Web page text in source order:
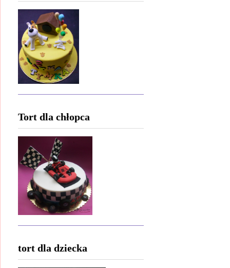
Tort dla chłopca
tort dla dziecka